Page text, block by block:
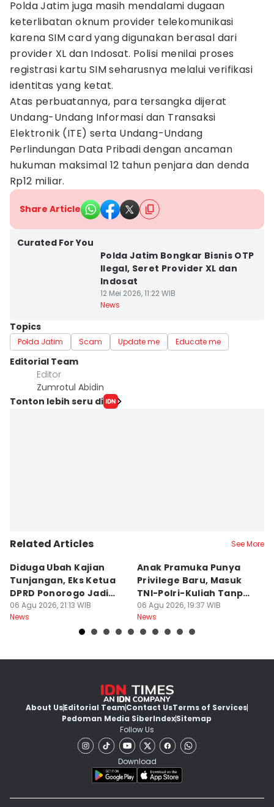
Polda Jatim juga masih mendalami dugaan
keterlibatan oknum provider telekomunikasi
karena SIM card yang digunakan berasal dari
provider XL dan Indosat. Polisi menilai proses
registrasi kartu SIM seharusnya melalui verifikasi
identitas yang ketat.
Atas perbuatannya, para tersangka dijerat
Undang-Undang Informasi dan Transaksi
Elektronik (ITE) serta Undang-Undang
Perlindungan Data Pribadi dengan ancaman
hukuman maksimal 12 tahun penjara dan denda
Rp12 miliar.
Share Article
Curated For You
Polda Jatim Bongkar Bisnis OTP
Ilegal, Seret Provider XL dan
Indosat
12 Mei 2026, 11:22 WIB
News
Topics
Polda Jatim Scam Update me Educate me
Editorial Team
Editor
Zumrotul Abidin
Tonton lebih seru di
Related Articles See More
Diduga Ubah Kajian
Tunjangan, Eks Ketua
DPRD Ponorogo Jadi
Tersangka
06 Agu 2026, 21:13 WIB
News
Anak Pramuka Punya
Privilege Baru, Masuk
TNI-Polri-Kuliah Tanpa
Tes
06 Agu 2026, 19:37 WIB
News
About UsEditorial TeamContact UsTerms of Services
Pedoman Media SiberIndexSitemap
Follow Us
Download